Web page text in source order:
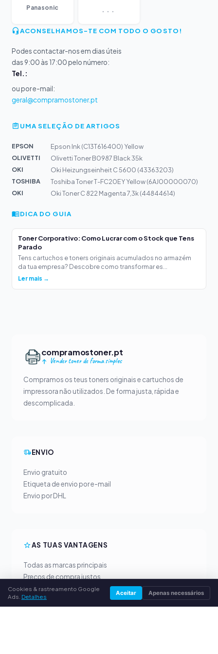
Panasonic ...
ACONSELHAMOS-TE COM TODO O GOSTO!
Podes contactar-nos em dias úteis
das 9:00 às 17:00 pelo número:
Tel.:
ou por e-mail:
geral@compramostoner.pt
UMA SELEÇÃO DE ARTIGOS
EPSON
Epson Ink (C13T616400) Yellow
OLIVETTI
Olivetti Toner B0987 Black 35k
OKI
Oki Heizungseinheit C 5600 (43363203)
TOSHIBA
Toshiba Toner T-FC20EY Yellow (6AJ00000070)
OKI
Oki Toner C 822 Magenta 7,3k (44844614)
DICA DO GUIA
Toner Corporativo: Como Lucrar com o Stock que Tens
Parado
Tens cartuchos e toners originais acumulados no armazém
da tua empresa? Descobre como transformar es...
Ler mais →
compramostoner.pt
Vender toner de forma simples
Compramos os teus toners originais e cartuchos de
impressora não utilizados. De forma justa, rápida e
descomplicada.
ENVIO
Envio gratuito
Etiqueta de envio por e-mail
Envio por DHL
AS TUAS VANTAGENS
Todas as marcas principais
Preços de compra justos
Pagamento antecipado por PayPal
Aconselhamento personalizado
Cookies & rastreamento Google
Ads. Detalhes Aceitar Apenas necessários